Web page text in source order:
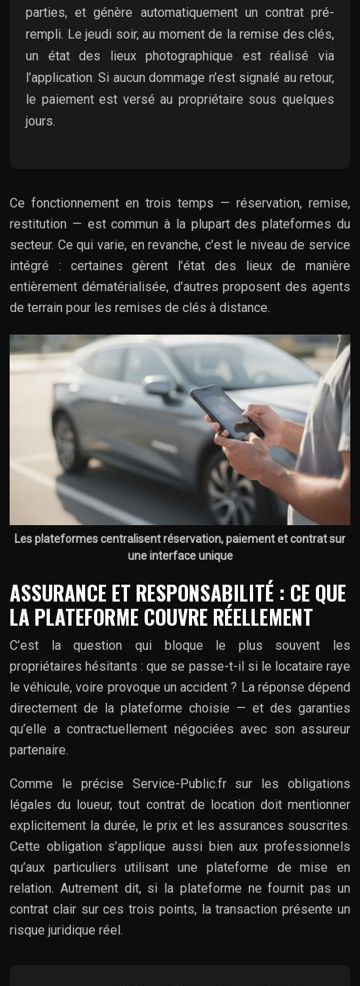
parties, et génère automatiquement un contrat pré-
rempli. Le jeudi soir, au moment de la remise des clés,
un état des lieux photographique est réalisé via
l’application. Si aucun dommage n’est signalé au retour,
le paiement est versé au propriétaire sous quelques
jours.
Ce fonctionnement en trois temps — réservation, remise,
restitution — est commun à la plupart des plateformes du
secteur. Ce qui varie, en revanche, c’est le niveau de service
intégré : certaines gèrent l’état des lieux de manière
entièrement dématérialisée, d’autres proposent des agents
de terrain pour les remises de clés à distance.
Les plateformes centralisent réservation, paiement et contrat sur
une interface unique
ASSURANCE ET RESPONSABILITÉ : CE QUE
LA PLATEFORME COUVRE RÉELLEMENT
C’est la question qui bloque le plus souvent les
propriétaires hésitants : que se passe-t-il si le locataire raye
le véhicule, voire provoque un accident ? La réponse dépend
directement de la plateforme choisie — et des garanties
qu’elle a contractuellement négociées avec son assureur
partenaire.
Comme le précise Service-Public.fr sur les obligations
légales du loueur, tout contrat de location doit mentionner
explicitement la durée, le prix et les assurances souscrites.
Cette obligation s’applique aussi bien aux professionnels
qu’aux particuliers utilisant une plateforme de mise en
relation. Autrement dit, si la plateforme ne fournit pas un
contrat clair sur ces trois points, la transaction présente un
risque juridique réel.